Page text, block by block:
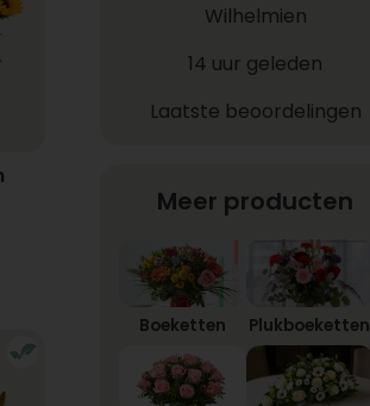
Wilhelmien
14 uur geleden
Laatste beoordelingen
Meer producten
Boeketten Plukboeketten